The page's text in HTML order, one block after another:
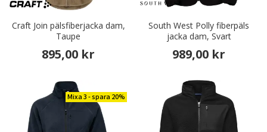
Craft Join pälsfiberjacka dam,
Taupe
895,00 kr
South West Polly fiberpäls
jacka dam, Svart
989,00 kr
Mixa 3 - spara 20%